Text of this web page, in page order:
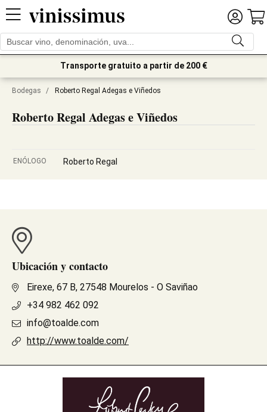
Transporte gratuito a partir de 200 €
Bodegas / Roberto Regal Adegas e Viñedos
Roberto Regal Adegas e Viñedos
ENÓLOGO Roberto Regal
Ubicación y contacto
Eirexe, 67 B, 27548 Mourelos - O Saviñao
+34 982 462 092
info@toalde.com
http://www.toalde.com/